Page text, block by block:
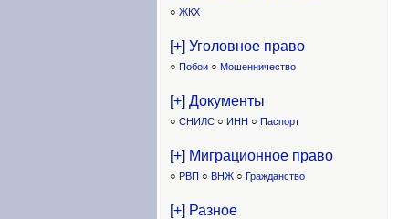
○ ЖКХ
[+] Уголовное право
○ Побои ○ Мошенничество
[+] Документы
○ СНИЛС ○ ИНН ○ Паспорт
[+] Миграционное право
○ РВП ○ ВНЖ ○ Гражданство
[+] Разное